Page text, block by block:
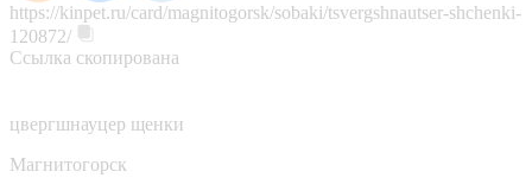
https://kinpet.ru/card/magnitogorsk/sobaki/tsvergshnautser-shchenki-
120872/
Ссылка скопирована
цвергшнауцер щенки
Магнитогорск